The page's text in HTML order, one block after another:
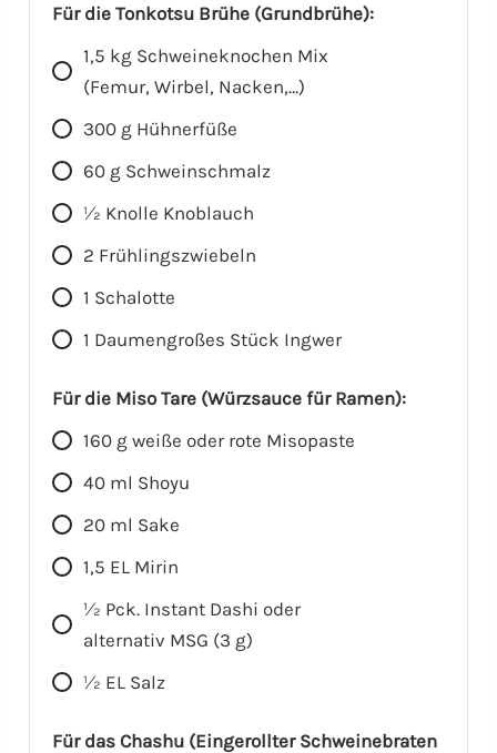
Für die Tonkotsu Brühe (Grundbrühe):
1,5 kg Schweineknochen Mix
(Femur, Wirbel, Nacken,…)
300 g Hühnerfüße
60 g Schweinschmalz
1⁄2 Knolle Knoblauch
2 Frühlingszwiebeln
1 Schalotte
1 Daumengroßes Stück Ingwer
Für die Miso Tare (Würzsauce für Ramen):
160 g weiße oder rote Misopaste
40 ml Shoyu
20 ml Sake
1,5 EL Mirin
1⁄2 Pck. Instant Dashi oder
alternativ MSG (3 g)
1⁄2 EL Salz
Für das Chashu (Eingerollter Schweinebraten